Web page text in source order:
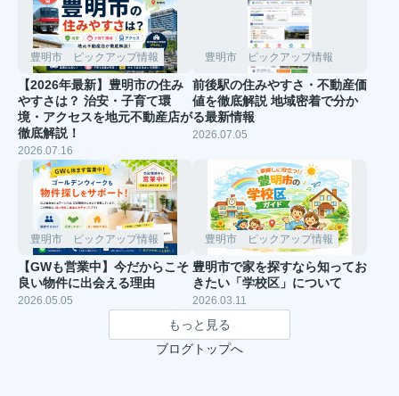
豊明市 ピックアップ情報
【2026年最新】豊明市の住み
やすさは？ 治安・子育て環
境・アクセスを地元不動産店が
徹底解説！
2026.07.16
豊明市 ピックアップ情報
前後駅の住みやすさ・不動産価
値を徹底解説 地域密着で分か
る最新情報
2026.07.05
豊明市 ピックアップ情報
【GWも営業中】今だからこそ
良い物件に出会える理由
2026.05.05
豊明市 ピックアップ情報
豊明市で家を探すなら知ってお
きたい「学校区」について
2026.03.11
もっと見る
ブログトップへ